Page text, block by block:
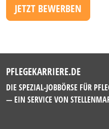
JETZT BEWERBEN
PFLEGEKARRIERE.DE
DIE SPEZIAL-JOBBÖRSE FÜR
— EIN SERVICE VON